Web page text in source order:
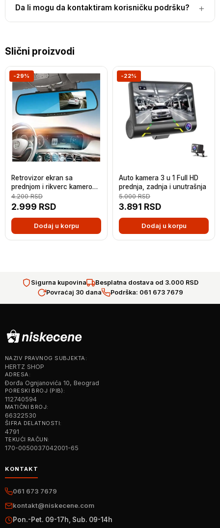
Da li mogu da kontaktiram korisničku podršku?
Slični proizvodi
-29%
Retrovizor ekran sa
prednjom i rikverc kamerom
(opciono)
2.999 RSD
4.200RSD
Dodaj u korpu
-22%
Auto kamera 3 u 1 Full HD
prednja, zadnja i unutrašnja
3.891 RSD
5.000RSD
Dodaj u korpu
Sigurna kupovina
Besplatna dostava od 3.000 RSD
Povraćaj 30 dana
Podrška: 061 673 7679
NAZIV PRAVNOG SUBJEKTA:
HERTZ SHOP
ADRESA:
Đorđa Ognjanovića 10, Beograd
PORESKI BROJ (PIB):
112740594
MATIČNI BROJ:
66322530
ŠIFRA DELATNOSTI:
4791
TEKUĆI RAČUN:
170-0050037042001-65
KONTAKT
061 673 7679
kontakt@niskecene.com
Pon.-Pet. 09-17h, Sub. 09-14h